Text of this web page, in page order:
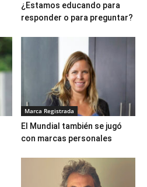
¿Estamos educando para
responder o para preguntar?
Marca Registrada
El Mundial también se jugó
con marcas personales